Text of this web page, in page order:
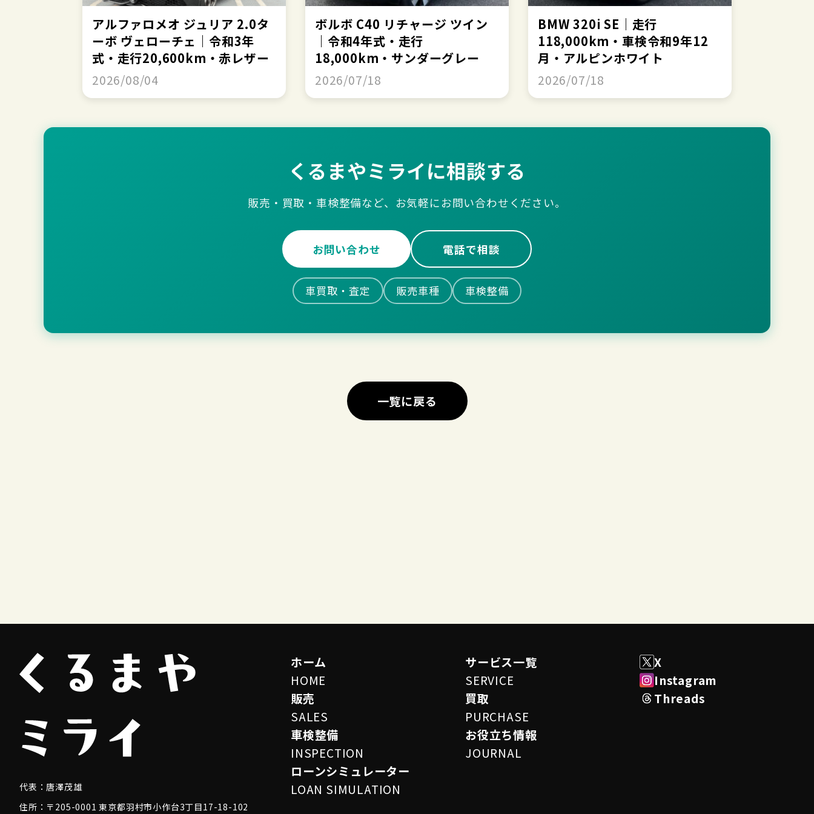
アルファロメオ ジュリア 2.0タ
ーボ ヴェローチェ｜令和3年
式・走行20,600km・赤レザー
2026/08/04
ボルボ C40 リチャージ ツイン
｜令和4年式・走行
18,000km・サンダーグレー
2026/07/18
BMW 320i SE｜走行
118,000km・車検令和9年12
月・アルピンホワイト
2026/07/18
くるまやミライに相談する
販売・買取・車検整備など、お気軽にお問い合わせください。
お問い合わせ 電話で相談
車買取・査定 販売車種 車検整備
一覧に戻る
代表：唐澤茂雄
住所：〒205-0001 東京都羽村市小作台3丁目17-18-102
ホーム
HOME
販売
SALES
車検整備
INSPECTION
ローンシミュレーター
LOAN SIMULATION
サービス一覧
SERVICE
買取
PURCHASE
お役立ち情報
JOURNAL
X
Instagram
Threads